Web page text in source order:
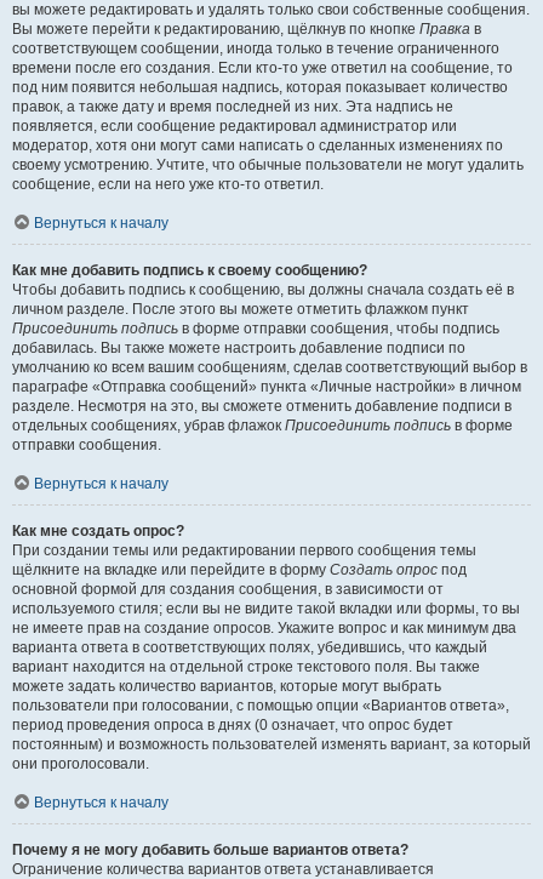
вы можете редактировать и удалять только свои собственные сообщения.
Вы можете перейти к редактированию, щёлкнув по кнопке Правка в
соответствующем сообщении, иногда только в течение ограниченного
времени после его создания. Если кто-то уже ответил на сообщение, то
под ним появится небольшая надпись, которая показывает количество
правок, а также дату и время последней из них. Эта надпись не
появляется, если сообщение редактировал администратор или
модератор, хотя они могут сами написать о сделанных изменениях по
своему усмотрению. Учтите, что обычные пользователи не могут удалить
сообщение, если на него уже кто-то ответил.
Вернуться к началу
Как мне добавить подпись к своему сообщению?
Чтобы добавить подпись к сообщению, вы должны сначала создать её в
личном разделе. После этого вы можете отметить флажком пункт
Присоединить подпись в форме отправки сообщения, чтобы подпись
добавилась. Вы также можете настроить добавление подписи по
умолчанию ко всем вашим сообщениям, сделав соответствующий выбор в
параграфе «Отправка сообщений» пункта «Личные настройки» в личном
разделе. Несмотря на это, вы сможете отменить добавление подписи в
отдельных сообщениях, убрав флажок Присоединить подпись в форме
отправки сообщения.
Вернуться к началу
Как мне создать опрос?
При создании темы или редактировании первого сообщения темы
щёлкните на вкладке или перейдите в форму Создать опрос под
основной формой для создания сообщения, в зависимости от
используемого стиля; если вы не видите такой вкладки или формы, то вы
не имеете прав на создание опросов. Укажите вопрос и как минимум два
варианта ответа в соответствующих полях, убедившись, что каждый
вариант находится на отдельной строке текстового поля. Вы также
можете задать количество вариантов, которые могут выбрать
пользователи при голосовании, с помощью опции «Вариантов ответа»,
период проведения опроса в днях (0 означает, что опрос будет
постоянным) и возможность пользователей изменять вариант, за который
они проголосовали.
Вернуться к началу
Почему я не могу добавить больше вариантов ответа?
Ограничение количества вариантов ответа устанавливается